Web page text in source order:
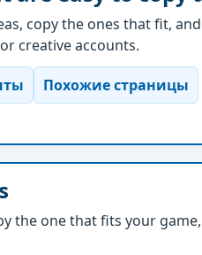
copy the ones that fit,
creative accounts.
Похожие страницы
the one that fits your